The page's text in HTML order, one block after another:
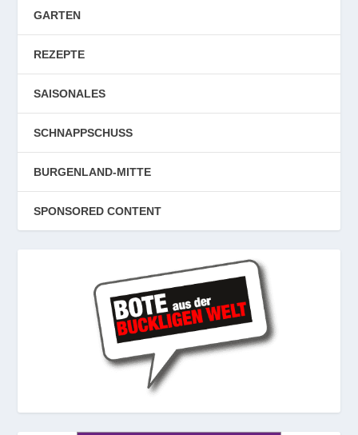
GARTEN
REZEPTE
SAISONALES
SCHNAPPSCHUSS
BURGENLAND-MITTE
SPONSORED CONTENT